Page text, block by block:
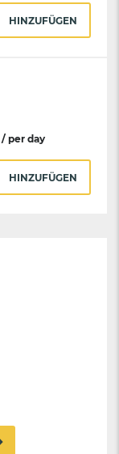
HINZUFÜGEN
/ per day
HINZUFÜGEN